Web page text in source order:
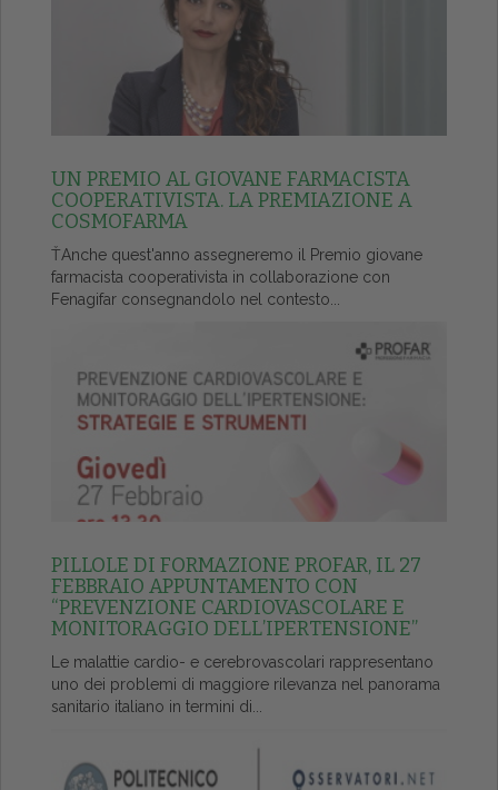
UN PREMIO AL GIOVANE FARMACISTA
COOPERATIVISTA. LA PREMIAZIONE A
COSMOFARMA
ŤAnche quest'anno assegneremo il Premio giovane
farmacista cooperativista in collaborazione con
Fenagifar consegnandolo nel contesto...
PILLOLE DI FORMAZIONE PROFAR, IL 27
FEBBRAIO APPUNTAMENTO CON
“PREVENZIONE CARDIOVASCOLARE E
MONITORAGGIO DELL’IPERTENSIONE”
Le malattie cardio- e cerebrovascolari rappresentano
uno dei problemi di maggiore rilevanza nel panorama
sanitario italiano in termini di...